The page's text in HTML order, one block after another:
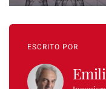
ESCRITO POR